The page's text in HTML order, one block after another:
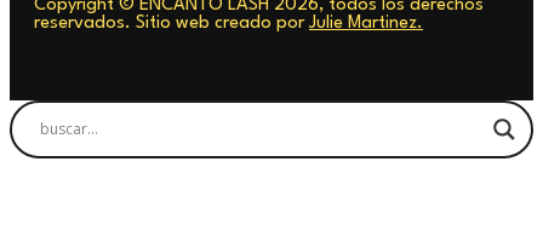
Copyright © ENCANTO LASH 2026, todos los derechos
reservados. Sitio web creado por Julie Martinez.